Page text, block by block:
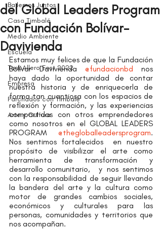
Bailemos Juntos
Casa Timbalé
Medio Ambiente
Escuela
TimbAllero Fest 2022
Empresa
Parchados con Timbalé
Arte y Cultura
del Global Leaders Program
con Fundación Bolívar-
Davivienda
Estamos muy felices de que la Fundación
Bolívar Davivienda @fundacionbd nos
haya dado la oportunidad de contar
nuestra historia y de enriquecerla de
forma tan cuantiosa con los espacios de
reflexión y formación, y las experiencias
compartidas con otros emprendedores
como nosotros en el GLOBAL LEADERS
PROGRAM
@thegloballeadersprogram.
Nos sentimos fortalecidos  en nuestro
propósito de visibilizar el arte como
herramienta de transformación y
desarrollo comunitario,  y nos sentimos
con la responsabilidad de seguir llevando
la bandera del arte y la cultura como
motor de grandes cambios sociales,
económicos y culturales para las
personas, comunidades y territorios que
nos acompañan.